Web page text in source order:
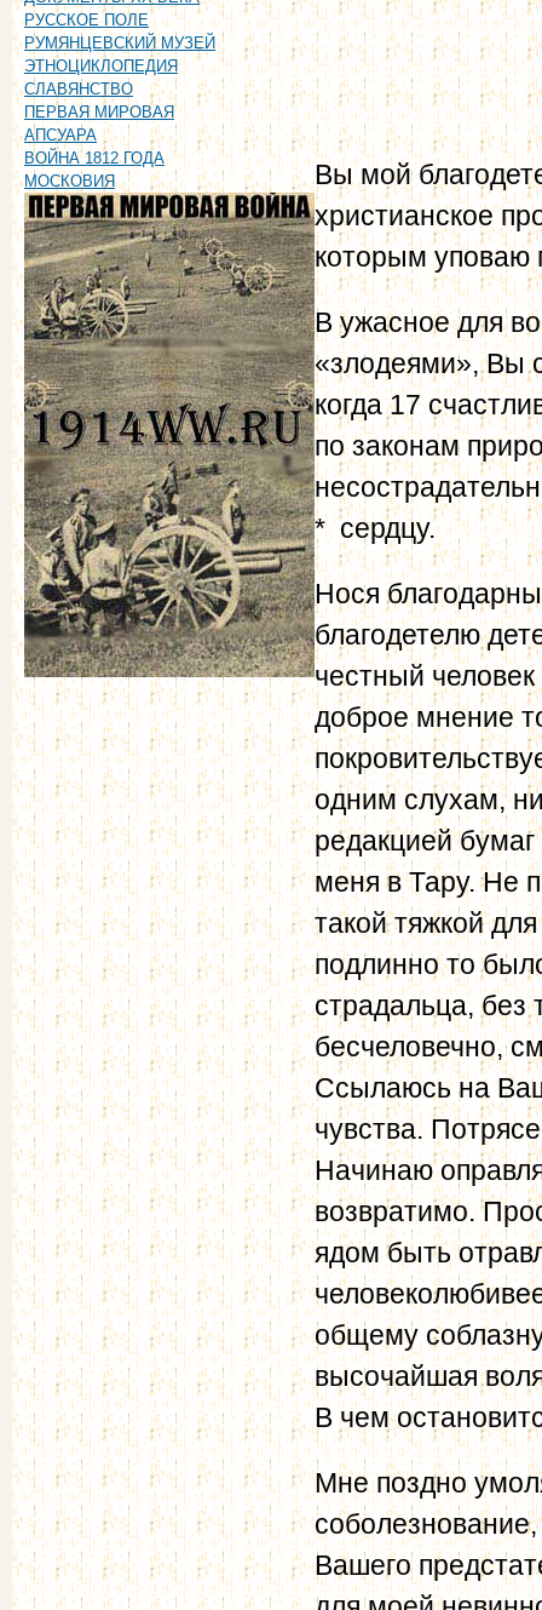
РУССКОЕ ПОЛЕ
РУМЯНЦЕВСКИЙ МУЗЕЙ
ЭТНОЦИКЛОПЕДИЯ
СЛАВЯНСТВО
ПЕРВАЯ МИРОВАЯ
АПСУАРА
ВОЙНА 1812 ГОДА
МОСКОВИЯ
Вы мой
христианское
которым уповаю
В ужасное для
«злодеями», Вы
когда 17
по законам
* сердцу.
Нося
благодетелю
честный
доброе мнение
одним слухам,
редакцией
меня в Тару. Не
такой тяжкой
подлинно то
страдальца, без
бесчеловечно,
Ссылаюсь на
чувства.
Начинаю
возвратимо.
ядом быть
общему
высочайшая
В чем
Мне поздно
Вашего